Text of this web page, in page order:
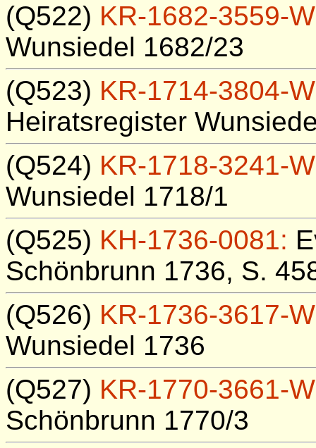
(Q522) KR-1682-3559-
Wunsiedel 1682/23
(Q523) KR-1714-3804-
Heiratsregister
(Q524) KR-1718-3241-
Wunsiedel 1718/1
(Q525) KH-1736-0081:
Schönbrunn 1736, S.
(Q526) KR-1736-3617-
Wunsiedel 1736
(Q527) KR-1770-3661-
Schönbrunn 1770/3